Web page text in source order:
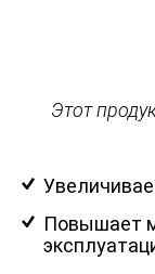
Этот
Повышает